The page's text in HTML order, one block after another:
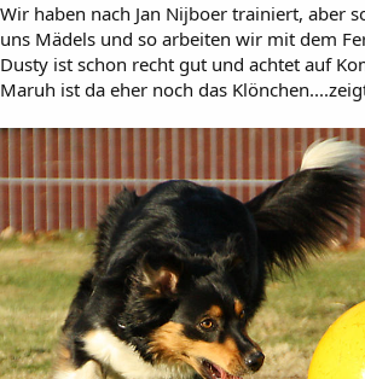
Wir haben nach Jan Nijboer trainiert, aber
uns Mädels und so arbeiten wir mit dem
Dusty ist schon recht gut und achtet auf
Maruh ist da eher noch das